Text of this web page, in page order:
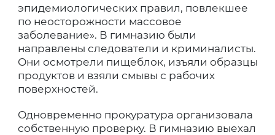
эпидемиологических правил, повлекшее
по неосторожности массовое
заболевание». В гимназию были
направлены следователи и криминалисты.
Они осмотрели пищеблок, изъяли образцы
продуктов и взяли смывы с рабочих
поверхностей.
Одновременно прокуратура организовала
собственную проверку. В гимназию выехал